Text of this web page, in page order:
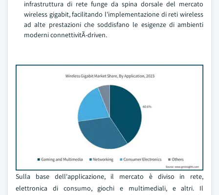
infrastruttura di rete funge da spina dorsale del mercato
wireless gigabit, facilitando l'implementazione di reti wireless
ad alte prestazioni che soddisfano le esigenze di ambienti
moderni connettivitÃ-driven.
Sulla base dell'applicazione, il mercato è diviso in rete,
elettronica di consumo, giochi e multimediali, e altri. Il